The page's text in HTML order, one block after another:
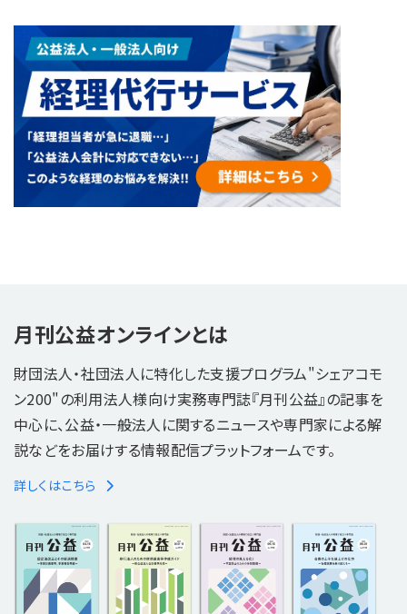
月刊公益オンラインとは
財団法人・社団法人に特化した支援プログラム"シェアコモ
ン200"の利用法人様向け実務専門誌『月刊公益』の記事を
中心に、公益・一般法人に関するニュースや専門家による解
説などをお届けする情報配信プラットフォームです。
詳しくはこちら